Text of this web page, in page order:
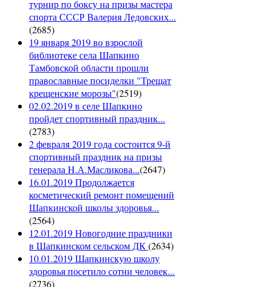
турнир по боксу на призы мастера
спорта СССР Валерия Ледовских...
(2685)
19 января 2019 во взрослой
библиотеке села Шапкино
Тамбовской области прошли
православные посиделки "Трещат
крещенские морозы"(2519)
02.02.2019 в селе Шапкино
пройдет спортивный праздник...
(2783)
2 февраля 2019 года состоится 9-й
спортивный праздник на призы
генерала Н.А.Масликова...(2647)
16.01.2019 Продолжается
косметический ремонт помещений
Шапкинской школы здоровья...
(2564)
12.01.2019 Новогодние праздники
в Шапкинском сельском ДК(2634)
10.01.2019 Шапкинскую школу
здоровья посетило сотни человек...
(2736)